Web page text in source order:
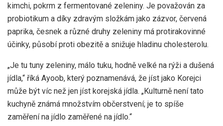
kimchi, pokrm z fermentované zeleniny. Je považován za
probiotikum a díky zdravým složkám jako zázvor, červená
paprika, česnek a různé druhy zeleniny má protirakovinné
účinky, působí proti obezitě a snižuje hladinu cholesterolu.
„Je tu tuny zeleniny, málo tuku, hodně velké na rýži a dušená
jídla,“ říká Ayoob, který poznamenává, že jíst jako Korejci
může být víc než jen jíst korejská jídla. „Kulturně není tato
kuchyně známá množstvím občerstvení; je to spíše
zaměření na jídlo zaměřené na jídlo.“